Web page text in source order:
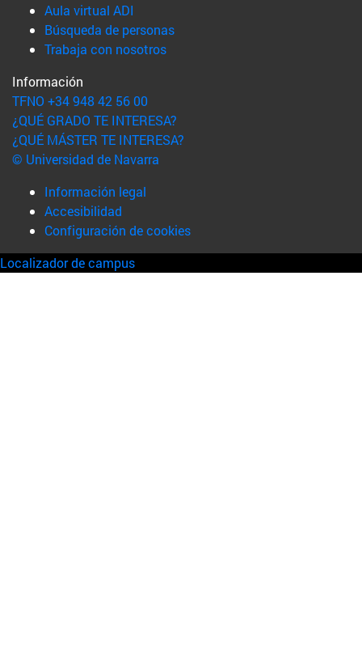
Aula virtual ADI
Búsqueda de personas(abre en nueva ventana)
Trabaja con nosotros(abre en nueva ventana)
Información
TFNO +34 948 42 56 00
¿QUÉ GRADO TE INTERESA?
¿QUÉ MÁSTER TE INTERESA?
© Universidad de Navarra
Información legal
Accesibilidad
Configuración de cookies
Localizador de campus